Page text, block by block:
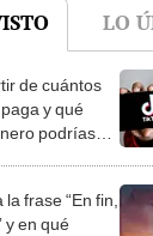
LO
de cuántos
y qué
podrías
frase “En fin,
y en qué